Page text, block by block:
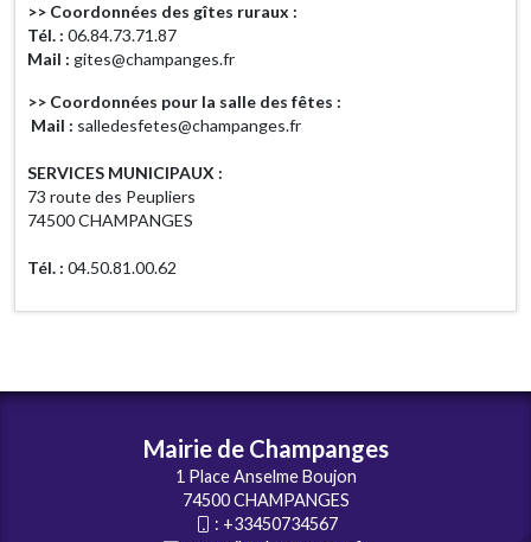
>> Coordonnées des gîtes ruraux :
Tél. : 06.84.73.71.87
Mail : gites@champanges.fr
>> Coordonnées pour la salle des fêtes :
Mail : salledesfetes@champanges.fr
SERVICES MUNICIPAUX :
73 route des Peupliers
74500 CHAMPANGES
Tél. : 04.50.81.00.62
Mairie de Champanges
1 Place Anselme Boujon
74500 CHAMPANGES
: +33450734567